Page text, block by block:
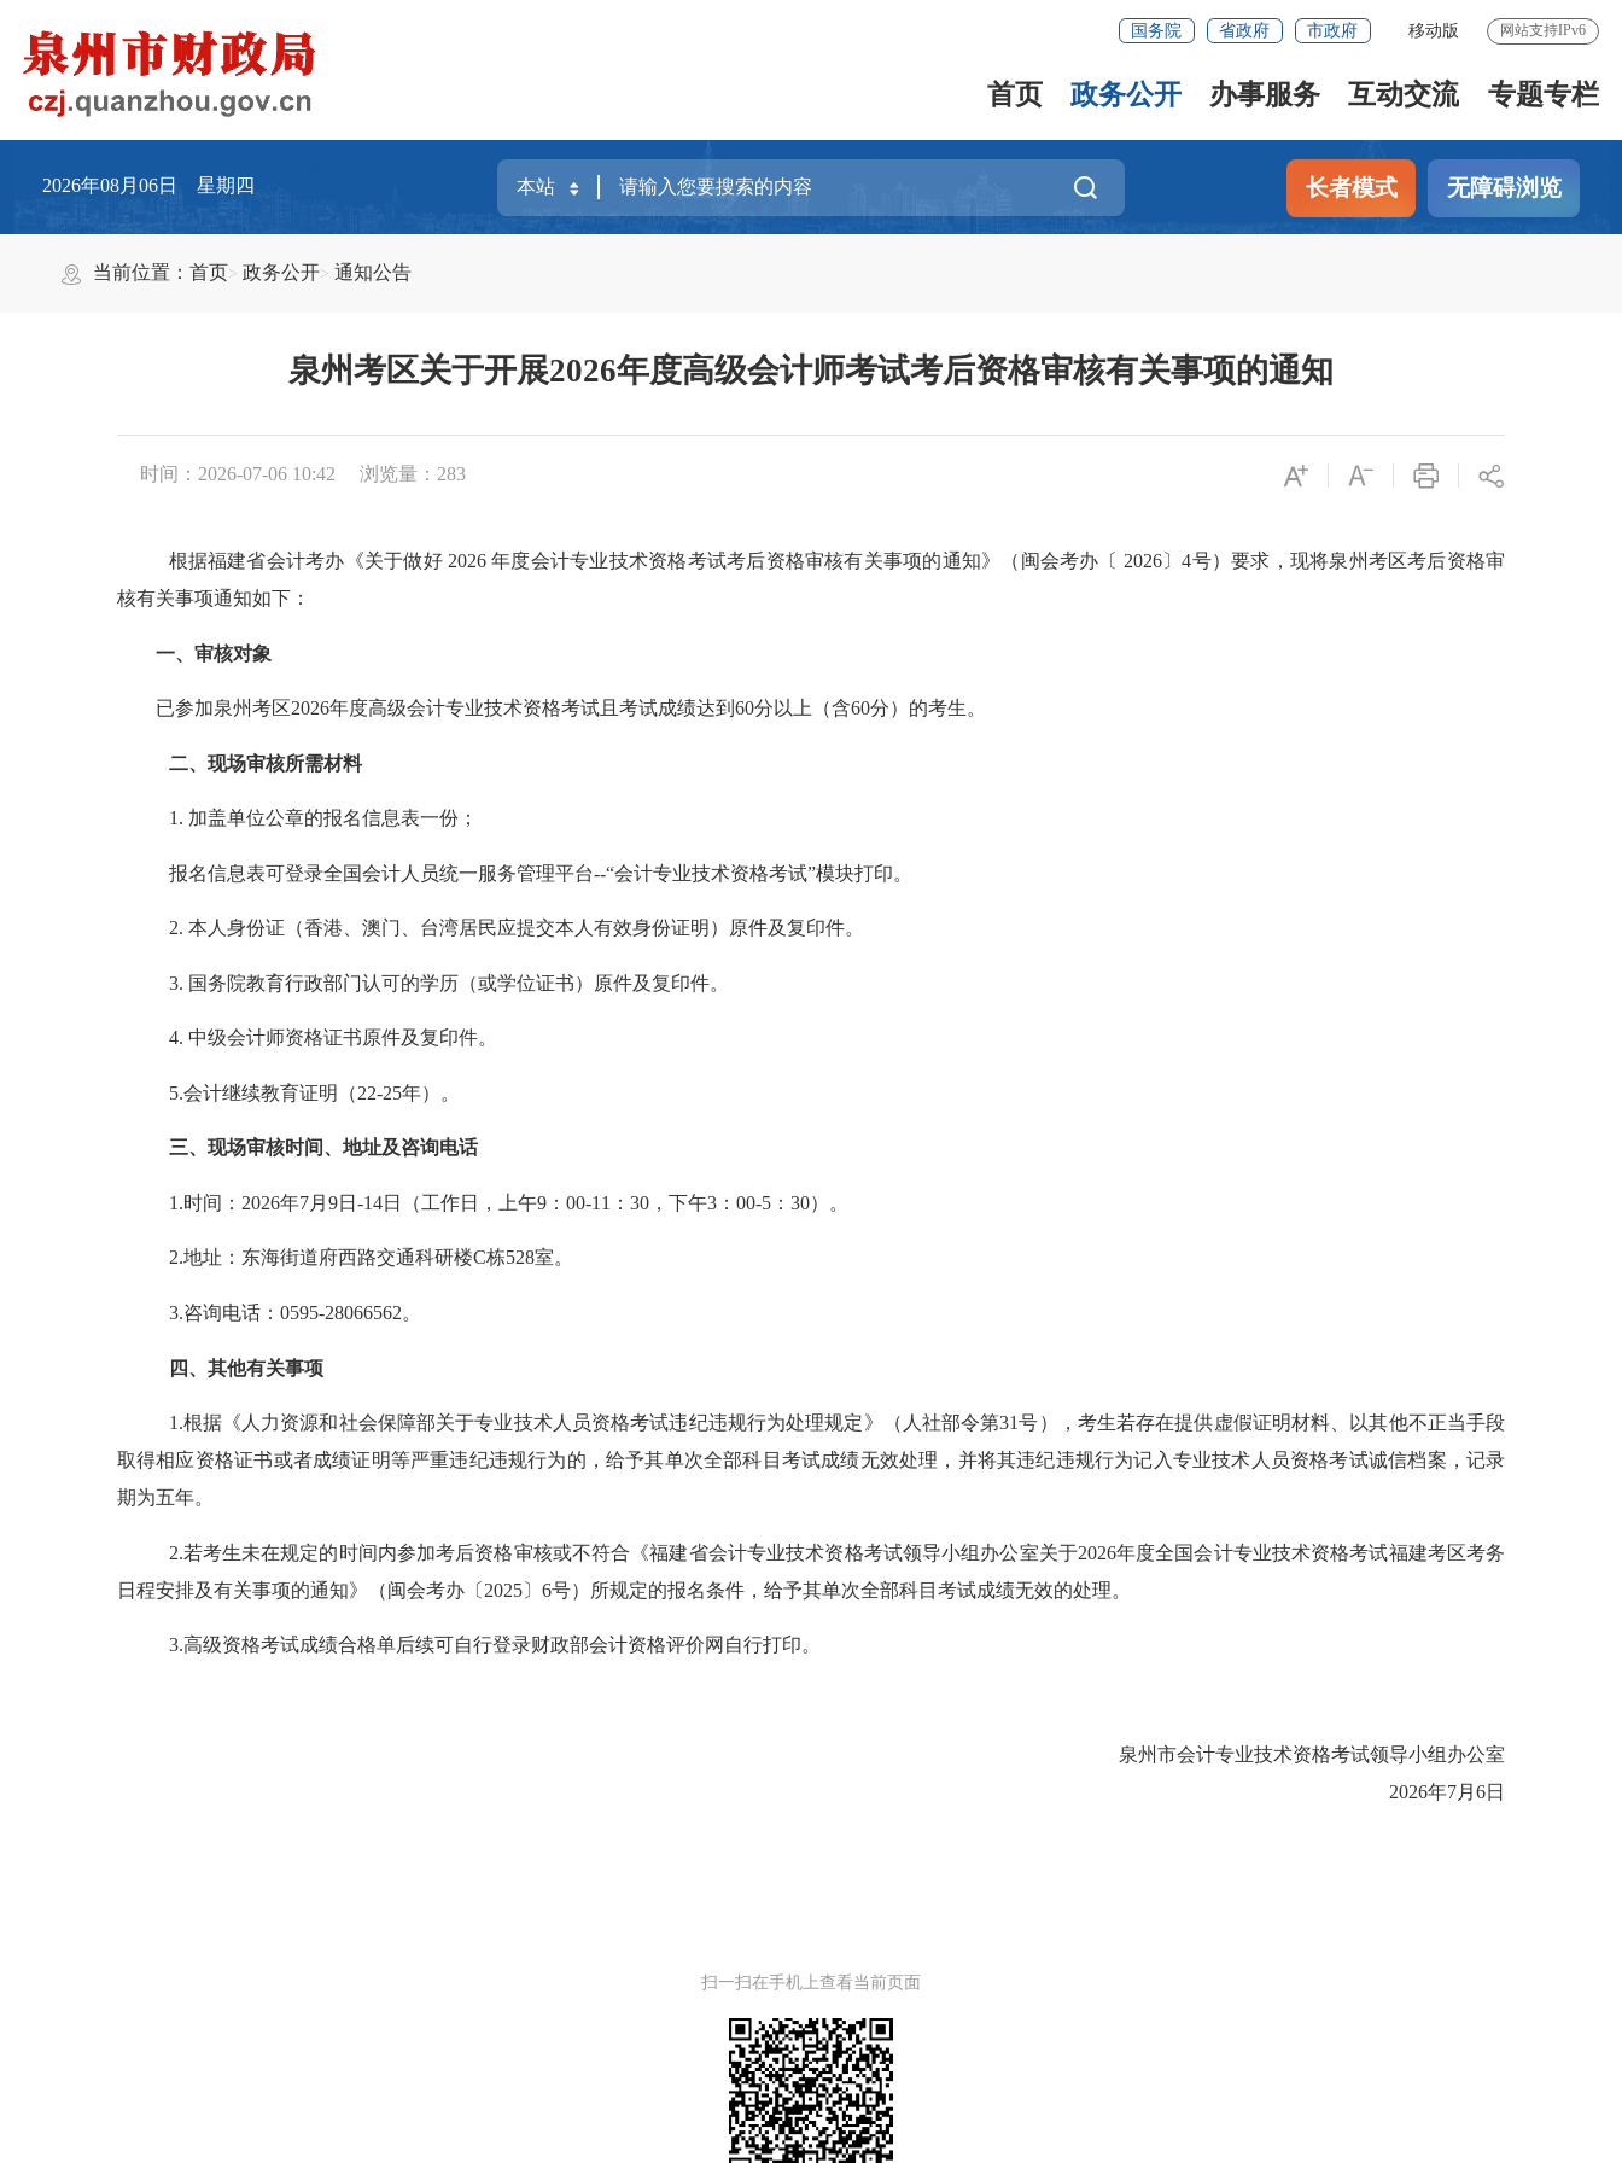
国务院 省政府 市政府 移动版 网站支持IPv6
首页 政务公开 办事服务 互动交流 专题专栏
2026年08月06日 星期四 长者模式 无障碍浏览
当前位置：首页 政务公开 通知公告
泉州考区关于开展2026年度高级会计师考试考后资格审核有关事项的通知
时间：2026-07-06 10:42 浏览量： 283
根据福建省会计考办《关于做好 2026 年度会计专业技术资格考试考后资格审核有关事项的通知》（闽会考办〔 2026〕4号）要求，现将泉州考区考后资格审
核有关事项通知如下：
一、审核对象
已参加泉州考区2026年度高级会计专业技术资格考试且考试成绩达到 60分以上（含60分）的考生。
二、现场审核所需材料
1. 加盖单位公章的报名信息表一份；
报名信息表可登录全国会计人员统一服务管理平台--“会计专业技术资格考试”模块打印。
2. 本人身份证（香港、澳门、台湾居民应提交本人有效身份证明）原件及复印件。
3. 国务院教育行政部门认可的学历（或学位证书）原件及复印件。
4. 中级会计师资格证书原件及复印件。
5.会计继续教育证明（22-25年）。
三、现场审核时间、地址及咨询电话
1.时间： 2026年7月 9日 -14日（工作日，上午9： 00-11 ： 30，下午3： 00-5： 30）。
2.地址：东海街道府西路交通科研楼C栋528室。
3.咨询电话： 0595-28066562。
四、其他有关事项
1.根据《人力资源和社会保障部关于专业技术人员资格考试违纪违规行为处理规定》（人社部令第31号），考生若存在提供虚假证明材料、以其他不正当手段
取得相应资格证书或者成绩证明等严重违纪违规行为的，给予其单次全部科目考试成绩无效处理，并将其违纪违规行为记入专业技术人员资格考试诚信档案，记录
期为五年。
2.若考生未在规定的时间内参加考后资格审核或不符合《福建省会计专业技术资格考试领导小组办公室关于2026年度全国会计专业技术资格考试福建考区考务
日程安排及有关事项的通知》
（闽会考办〔 2025〕 6号）所规定的报名条件，给予其单次全部科目考试成绩无效的处理。
3.高级资格考试成绩合格单后续可自行登录财政部会计资格评价网自行打印。
泉州市会计专业技术资格考试领导小组办公室
2026年7月6日
扫一扫在手机上查看当前页面